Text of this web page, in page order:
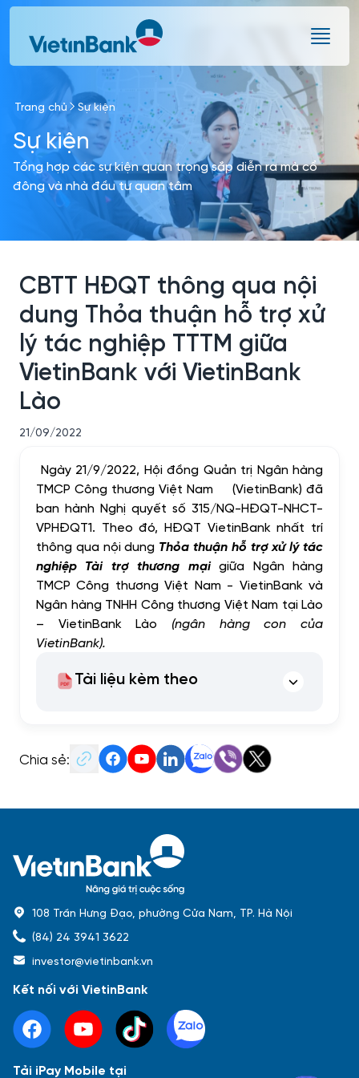
Skip to Main Content
Trang chủ Sự kiện
Sự kiện
Tổng hợp các sự kiện quan trọng sắp diễn ra mà cổ
đông và nhà đầu tư quan tâm
CBTT HĐQT thông qua nội
dung Thỏa thuận hỗ trợ xử
lý tác nghiệp TTTM giữa
VietinBank với VietinBank
Lào
21/09/2022
Ngày 21/9/2022, Hội đồng Quản trị Ngân hàng
TMCP Công thương Việt Nam (VietinBank) đã
ban hành Nghị quyết số 315/NQ-HĐQT-NHCT-
VPHĐQT1. Theo đó, HĐQT VietinBank nhất trí
thông qua nội dung Thỏa thuận hỗ trợ xử lý tác
nghiệp Tài trợ thương mạigiữa Ngân hàng
TMCP Công thương Việt Nam - VietinBank và
Ngân hàng TNHH Công thương Việt Nam tại Lào
– VietinBank Lào (ngân hàng con của
VietinBank).
Tài liệu kèm theo
Chia sẻ:
108 Trần Hưng Đạo, phường Cửa Nam, TP. Hà Nội
(84) 24 3941 3622
investor@vietinbank.vn
Kết nối với VietinBank
Tải iPay Mobile tại